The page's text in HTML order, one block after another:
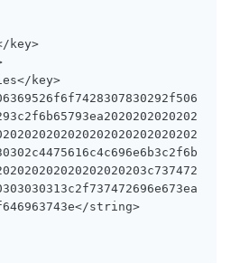
key>
key>
string>